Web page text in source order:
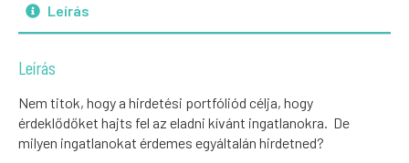
Leírás
Leírás
Nem titok, hogy a hirdetési portfóliód célja, hogy
érdeklődőket hajts fel az eladni kívánt ingatlanokra. De
milyen ingatlanokat érdemes egyáltalán hirdetned?